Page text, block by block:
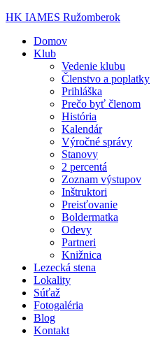
HK IAMES Ružomberok
Domov
Klub
Vedenie klubu
Členstvo a poplatky
Prihláška
Prečo byť členom
História
Kalendár
Výročné správy
Stanovy
2 percentá
Zoznam výstupov
Inštruktori
Preisťovanie
Boldermatka
Odevy
Partneri
Knižnica
Lezecká stena
Lokality
Súťaž
Fotogaléria
Blog
Kontakt